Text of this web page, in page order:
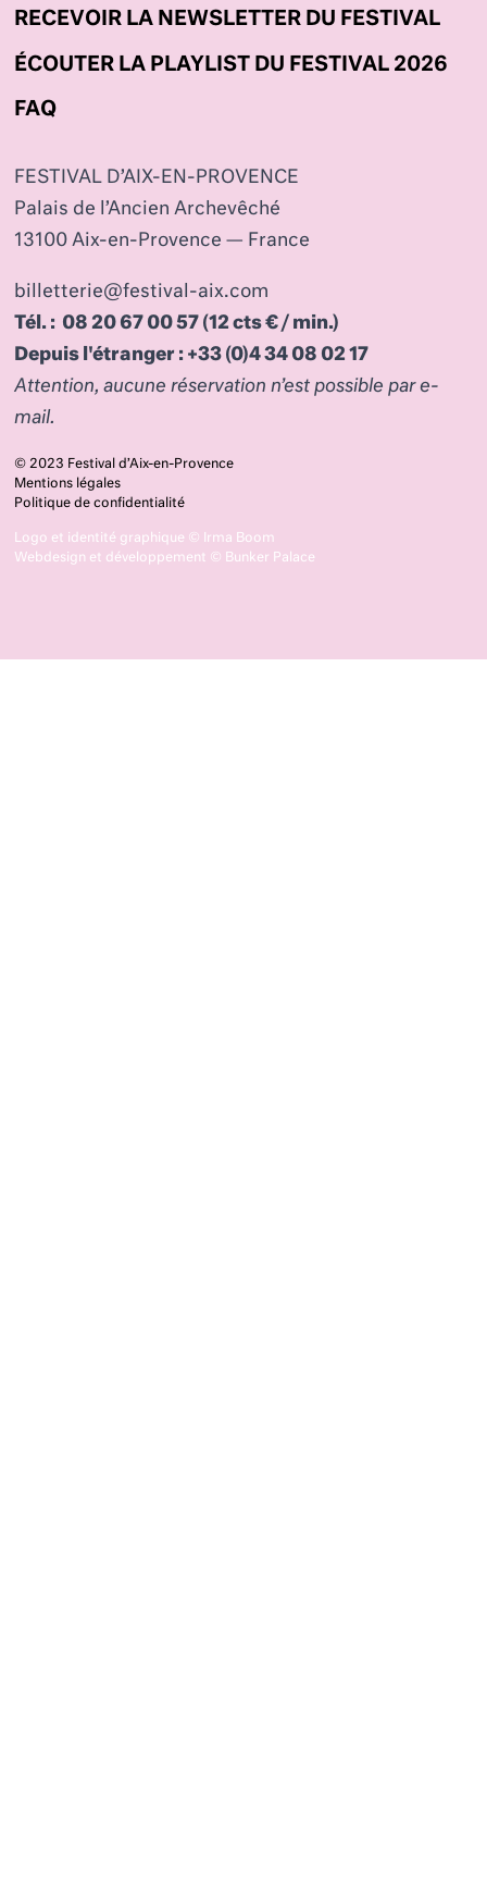
RECEVOIR LA NEWSLETTER DU FESTIVAL
ÉCOUTER LA PLAYLIST DU FESTIVAL 2026
FAQ
FESTIVAL D’AIX-EN-PROVENCE
Palais de l’Ancien Archevêché
13100 Aix-en-Provence — France
billetterie@festival-aix.com
Tél. : 08 20 67 00 57 (12 cts € / min.)
Depuis l'étranger : +33 (0)4 34 08 02 17
Attention, aucune réservation n’est possible par e-
mail.
© 2023 Festival d’Aix-en-Provence
Mentions légales
Politique de confidentialité
Logo et identité graphique ©
Irma Boom
Webdesign et développement © Bunker Palace